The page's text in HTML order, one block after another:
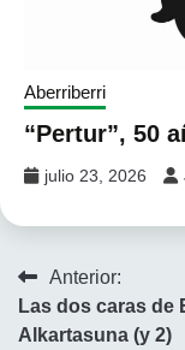
Aberriberri
“Pertur”, 50
julio 23, 2026
Navegación
de
Anterior:
Las dos caras de
Alkartasuna (y 2)